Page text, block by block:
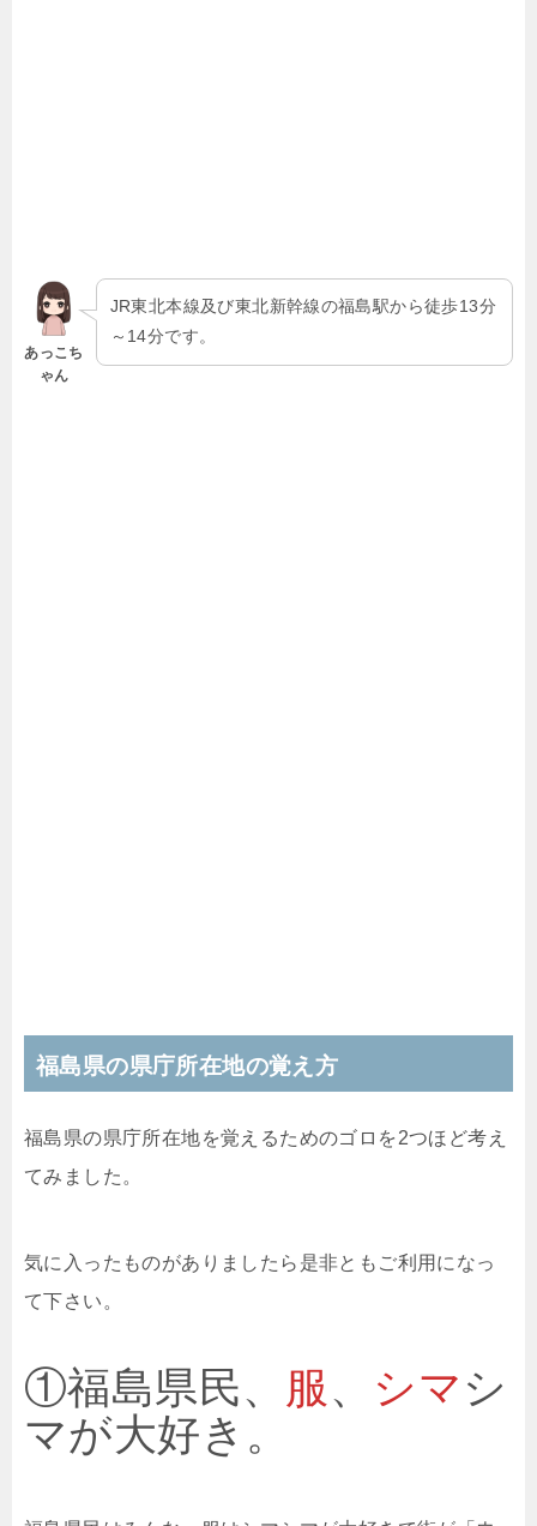
あっこち
ゃん
JR東北本線及び東北新幹線の福島駅から徒歩13分
～14分です。
福島県の県庁所在地の覚え方
福島県の県庁所在地を覚えるためのゴロを2つほど考え
てみました。
気に入ったものがありましたら是非ともご利用になっ
て下さい。
①福島県民、 服、 シマシ
マが大好き。